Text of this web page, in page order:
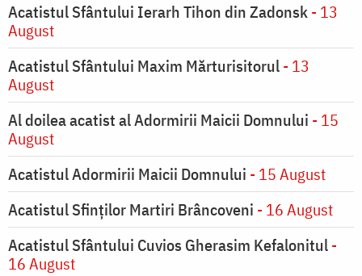
Acatistul Sfântului Ierarh Tihon din Zadonsk- 13
August
Acatistul Sfântului Maxim Mărturisitorul- 13
August
Al doilea acatist al Adormirii Maicii Domnului - 15
August
Acatistul Adormirii Maicii Domnului - 15 August
Acatistul Sfinților Martiri Brâncoveni - 16 August
Acatistul Sfântului Cuvios Gherasim Kefalonitul-
16 August